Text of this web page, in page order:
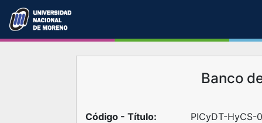
Banco
Código - Título: PICyDT-HyCS-